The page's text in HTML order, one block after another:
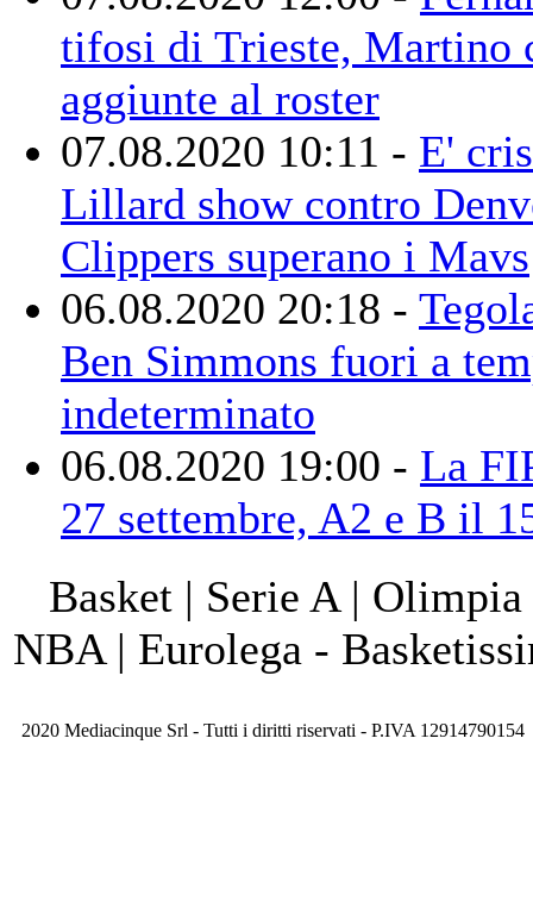
tifosi di Trieste, Martino
aggiunte al roster
07.08.2020 10:11 - E'
Lillard show contro
Clippers superano i Mavs
06.08.2020 20:18 -
Ben Simmons fuori a
indeterminato
06.08.2020 19:00 - La
27 settembre, A2 e B il
Basket | Serie A |
NBA | Eurolega -
2020 Mediacinque Srl - Tutti i diritti riservati - P.IVA 12914790154